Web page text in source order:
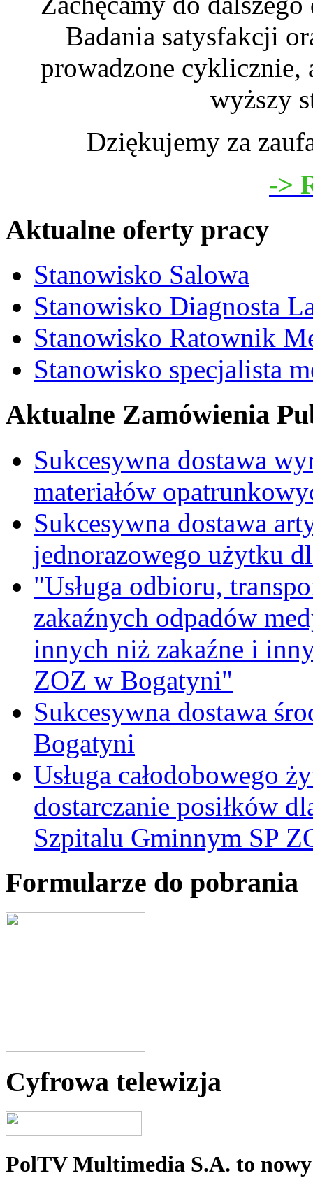
Badania satysfakcji
prowadzone cyklicznie,
wyższy
Dziękujemy za
->
Aktualne oferty pracy
Stanowisko Salowa
Stanowisko Diagnosta
Stanowisko Ratownik
Stanowisko specjalista
Aktualne Zamówienia
Sukcesywna dostawa
materiałów
Sukcesywna dostawa
jednorazowego użytku
"Usługa odbioru,
zakaźnych odpadów
innych niż zakaźne i
ZOZ w Bogatyni"
Sukcesywna dostawa
Bogatyni
Usługa całodobowego
dostarczanie posiłków
Szpitalu Gminnym SP
Formularze do pobrania
Cyfrowa telewizja
PolTV Multimedia S.A. to